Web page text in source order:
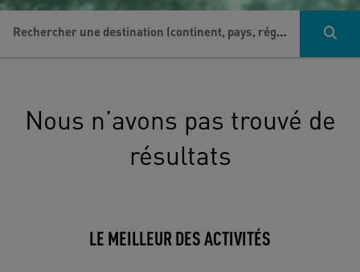
Rechercher une destination (continent, pays, région...), une activité...
Nous n’avons pas trouvé de
résultats
LE MEILLEUR DES ACTIVITÉS